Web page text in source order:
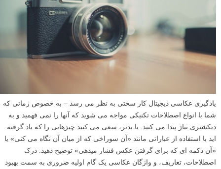
یادگیری عکاسی دیجیتال کار سختی به نظر می رسد – به خصوص زمانی که
شما با انواع اصطلاحات تکنیکی مواجه می شوید که آنها را نمی فهمید و به
دیکشنری نیاز پیدا می کنید. یا بدتر، سعی می کنید چیزهایی را که یاد گرفته
اید با استفاده از عباراتی مانند «آن سوراخی که از میان آن نگاه می کنی» یا
«آن دکمه ای که برای گرفتن عکس فشار میدهی» توضیح دهید. درک
اصطلاحات، تعاریف، و واژگان عکاسی یک گام اولیه ضروری به سمت بهبود